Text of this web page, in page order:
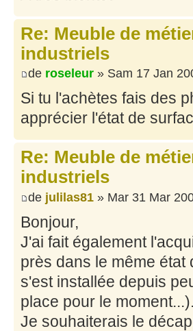
Re: Meuble de
industriels
de roseleur » Sam 17 Jan
Si tu l'achètes fais des
apprécier l'état de
Re: Meuble de
industriels
de julilas81 » Mar 31 Mar
Bonjour,
J'ai fait également
près dans le même état
s'est installée depuis
place pour le moment...).
Je souhaiterais le